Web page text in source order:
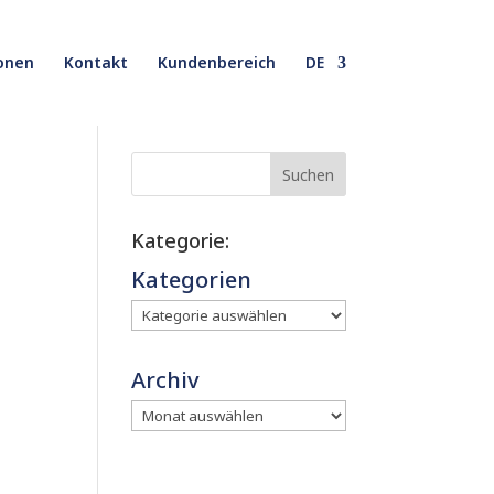
Kontakt Kundenbereich DE
Suchen
Kategorie:
Kategorien
Archiv